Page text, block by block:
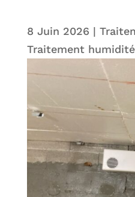
8 Juin 2026 |
Traitement humidité